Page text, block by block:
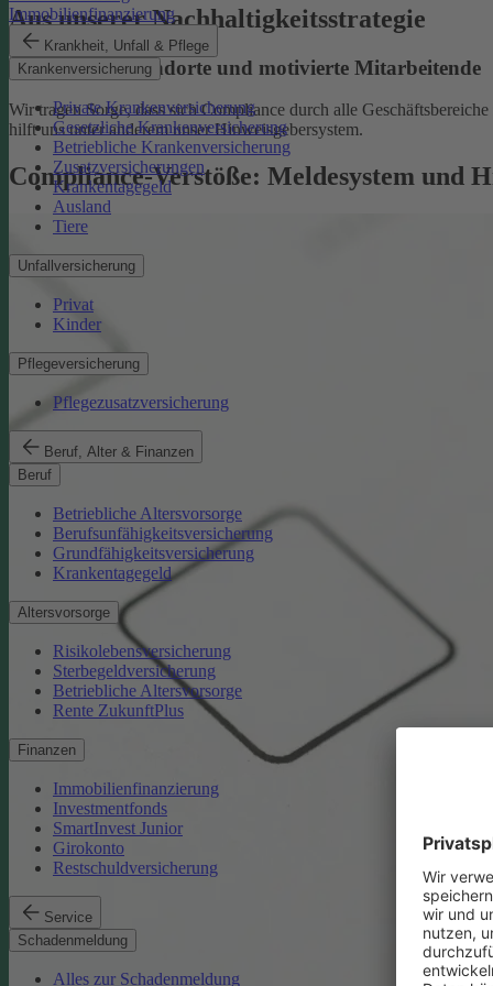
Immobilienfinanzierung
Krankheit, Unfall & Pflege
Krankenversicherung
Private Krankenversicherung
Gesetzliche Krankenversicherung
Betriebliche Krankenversicherung
Zusatzversicherungen
Krankentagegeld
Ausland
Tiere
Unfallversicherung
Privat
Kinder
Pflegeversicherung
Pflegezusatzversicherung
Beruf, Alter & Finanzen
Beruf
Betriebliche Altersvorsorge
Berufsunfähigkeitsversicherung
Grundfähigkeitsversicherung
Krankentagegeld
Altersvorsorge
Risikolebensversicherung
Sterbegeldversicherung
Betriebliche Altersvorsorge
Rente ZukunftPlus
Finanzen
Immobilienfinanzierung
Investmentfonds
SmartInvest Junior
Girokonto
Restschuldversicherung
Service
Schadenmeldung
Alles zur Schadenmeldung
Aus unserer Nachhaltigkeitsstrategie
Nachhaltige Standorte und motivierte Mitarbeitende
Wir tragen Sorge, dass sich Compliance durch alle
hilft uns unter anderem unser Hinweisgebersystem.
Compliance-Verstöße: Meldesystem und